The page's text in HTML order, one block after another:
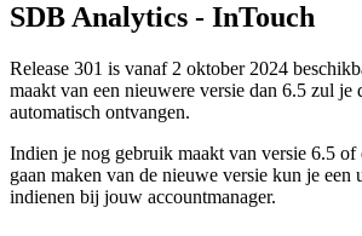
SDB Analytics - InTouch
Release 301 is vanaf 2 oktober 2024
maakt van een nieuwere versie dan 6.5 zul je
automatisch ontvangen.
Indien je nog gebruik maakt van versie 6.5
gaan maken van de nieuwe versie kun je een
indienen bij jouw accountmanager.